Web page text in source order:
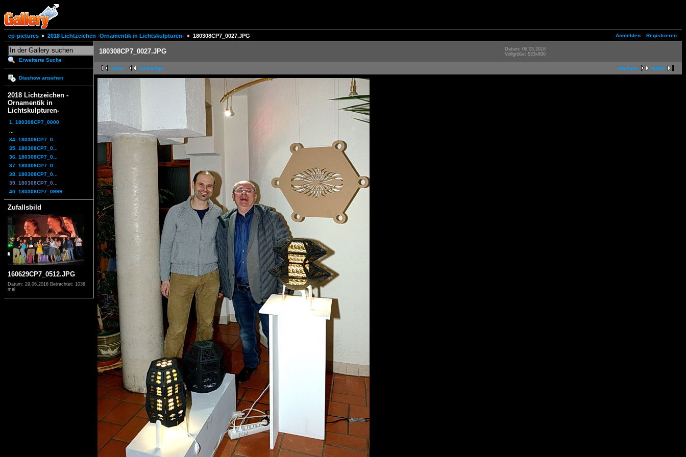
Anmelden Registrieren
cp-pictures 2018 Lichtzeichen -Ornamentik in Lichtskulpturen- 180308CP7_0027.JPG
Erweiterte Suche
Diashow ansehen
2018 Lichtzeichen -
Ornamentik in
Lichtskulpturen-
1. 180308CP7_0000
34. 180308CP7_0...
35. 180308CP7_0...
36. 180308CP7_0...
37. 180308CP7_0...
38. 180308CP7_0...
39. 180308CP7_0...
40. 180308CP7_0999
Zufallsbild
160629CP7_0512.JPG
Datum: 29.06.2016 Betrachtet: 1036
mal
180308CP7_0027.JPG
Datum: 06.03.2018
Vollgröße: 533x800
nächste letzte
erste vorherige